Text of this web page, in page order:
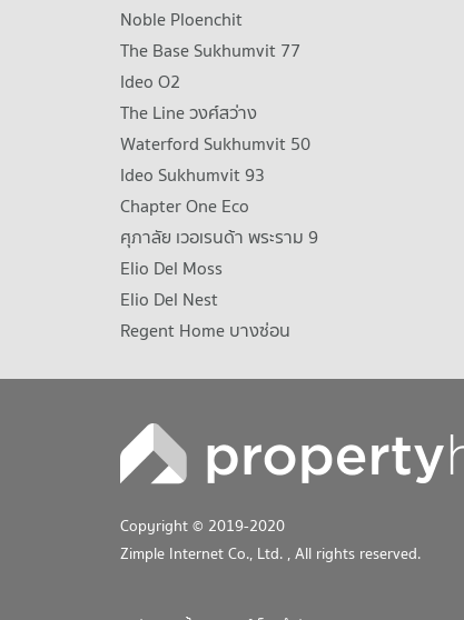
Noble Ploenchit
The Base Sukhumvit 77
Ideo O2
The Line วงศ์สว่าง
Waterford Sukhumvit 50
Ideo Sukhumvit 93
Chapter One Eco
ศุภาลัย เวอเรนด้า พระราม 9
Elio Del Moss
Elio Del Nest
Regent Home บางซ่อน
Copyright © 2019-2020
Zimple Internet Co., Ltd. , All rights reserved.